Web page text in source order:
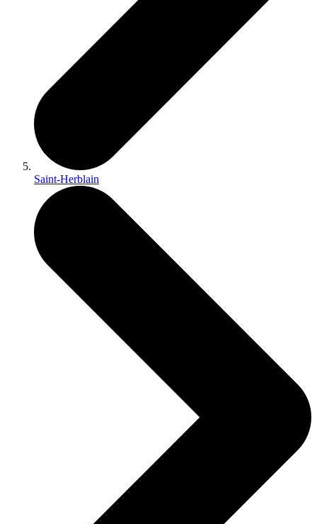
Saint-Herblain